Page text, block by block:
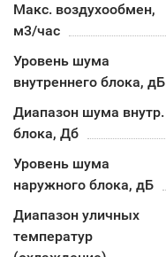
Макс. воздухообмен,
м3/час
Уровень шума
внутреннего блока, дБ
Диапазон шума внутр.
блока, Дб
Уровень шума
наружного блока, дБ
Диапазон уличных
температур